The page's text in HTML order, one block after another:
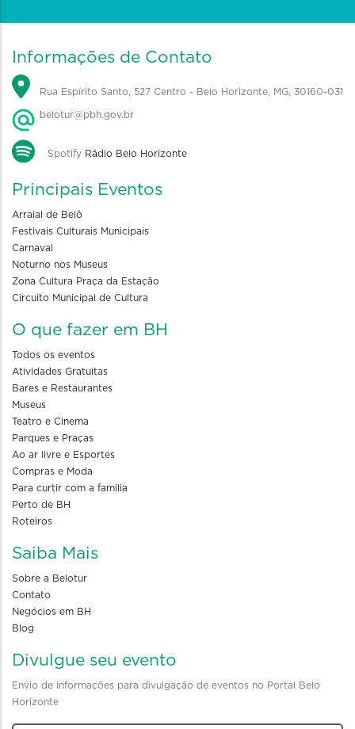
Informações de Contato
Rua Espírito Santo, 527 Centro - Belo Horizonte, MG, 30160-031
belotur@pbh.gov.br
Spotify Rádio Belo Horizonte
Principais Eventos
Arraial de Belô
Festivais Culturais Municipais
Carnaval
Noturno nos Museus
Zona Cultura Praça da Estação
Circuito Municipal de Cultura
O que fazer em BH
Todos os eventos
Atividades Gratuitas
Bares e Restaurantes
Museus
Teatro e Cinema
Parques e Praças
Ao ar livre e Esportes
Compras e Moda
Para curtir com a familia
Perto de BH
Roteiros
Saiba Mais
Sobre a Belotur
Contato
Negócios em BH
Blog
Divulgue seu evento
Envio de informações para divulgação de eventos no Portal Belo
Horizonte